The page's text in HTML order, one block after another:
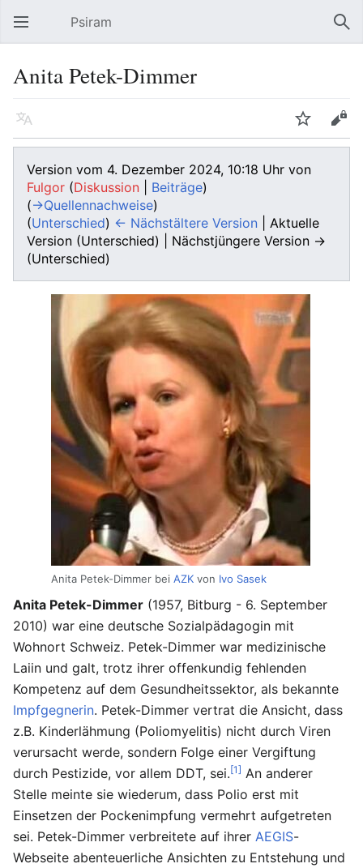
Hauptmenü öffnen Psiram
Anita Petek-Dimmer
Sprache Beobachten Bearbeiten
Version vom 4. Dezember 2024, 10:18 Uhr von
Fulgor (Diskussion Beiträge)
(→‎Quellennachweise)
(Unterschied) ← Nächstältere Version | Aktuelle
Version (Unterschied) | Nächstjüngere Version →
(Unterschied)
Anita Petek-Dimmer bei AZK von Ivo Sasek
Anita Petek-Dimmer (1957, Bitburg - 6. September
2010) war eine deutsche Sozialpädagogin mit
Wohnort Schweiz. Petek-Dimmer war medizinische
Laiin und galt, trotz ihrer offenkundig fehlenden
Kompetenz auf dem Gesundheitssektor, als bekannte
Impfgegnerin. Petek-Dimmer vertrat die Ansicht, dass
z.B. Kinderlähmung (Poliomyelitis) nicht durch Viren
verursacht werde, sondern Folge einer Vergiftung
durch Pestizide, vor allem DDT, sei.[1] An anderer
Stelle meinte sie wiederum, dass Polio erst mit
Einsetzen der Pockenimpfung vermehrt aufgetreten
sei. Petek-Dimmer verbreitete auf ihrer AEGIS-
Webseite abenteuerliche Ansichten zu Entstehung und